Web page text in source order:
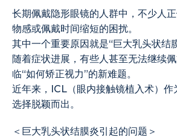
长期佩戴隐形眼镜的人群中，不少人
物感或佩戴时间缩短的困扰。
其中一个重要原因就是“巨大乳头状结
随着症状进展，有些人甚至无法继续
临“如何矫正视力”的新难题。
近年来，ICL（眼内接触镜植入术）作
选择脱颖而出。
＜巨大乳头状结膜炎引起的问题＞